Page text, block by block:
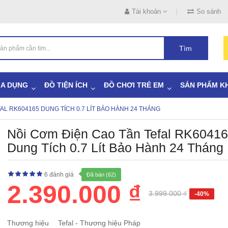
Tài khoản So sánh
Tìm
DỤNG ĐỒ TIỆN ÍCH ĐỒ CHƠI TRẺ EM SẢN PHẨM
RK604165 DUNG TÍCH 0.7 LÍT BẢO HÀNH 24 THÁNG
Nồi Cơm Điện Cao Tần Tefal
Dung Tích 0.7 Lít Bảo Hành 24 Tháng
6 đánh giá Đã bán (62)
2.390.000 ₫ 3.999.000 ₫ -40%
Thương hiệu
Tefal - Thương hiệu Pháp